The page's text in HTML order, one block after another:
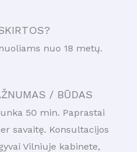
nuo 18 metų.
/ BŪDAS
50 min. Paprastai
savaitę. Konsultacijos
Vilniuje kabinete,